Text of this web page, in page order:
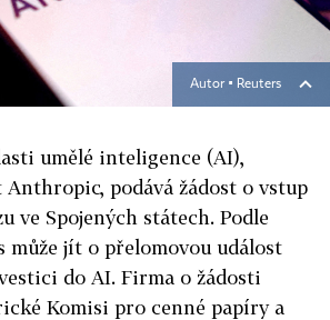
Autor ▪ Reuters
umělé inteligence (AI),
Anthropic, podává žádost o vstup
ve Spojených státech. Podle
může jít o přelomovou událost
do AI. Firma o žádosti
Komisi pro cenné papíry a